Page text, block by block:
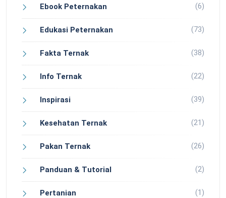
Ebook Peternakan (6)
Edukasi Peternakan (73)
Fakta Ternak (38)
Info Ternak (22)
Inspirasi (39)
Kesehatan Ternak (21)
Pakan Ternak (26)
Panduan & Tutorial (2)
Pertanian (1)